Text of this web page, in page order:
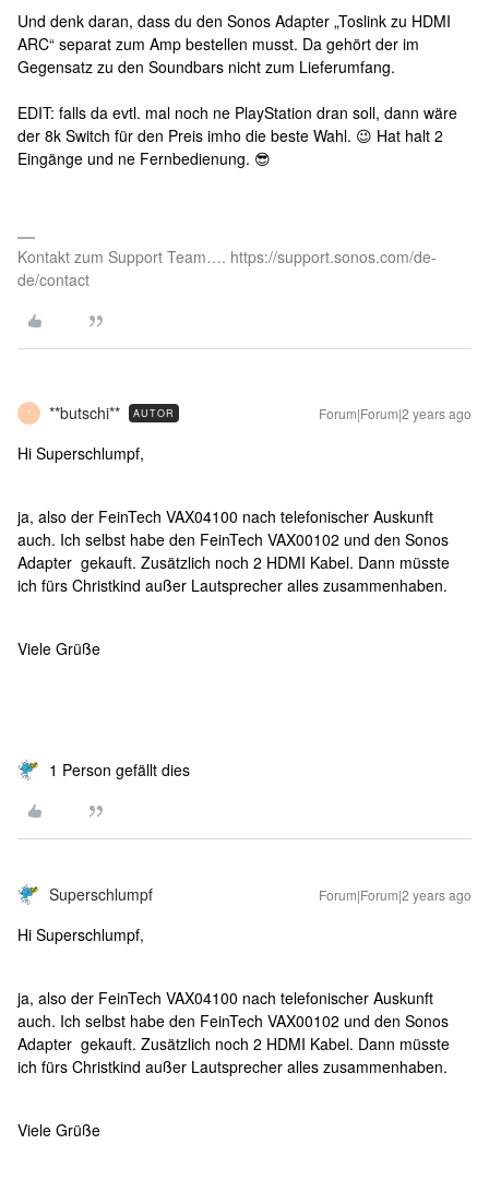
Und denk daran, dass du den Sonos Adapter „Toslink zu HDMI
ARC“ separat zum Amp bestellen musst. Da gehört der im
Gegensatz zu den Soundbars nicht zum Lieferumfang.
EDIT: falls da evtl. mal noch ne PlayStation dran soll, dann wäre
der 8k Switch für den Preis imho die beste Wahl. 😉 Hat halt 2
Eingänge und ne Fernbedienung. 😎
Kontakt zum Support Team…. https://support.sonos.com/de-
de/contact
* **butschi** AUTOR Forum|Forum|2 years ago
Hi Superschlumpf,
ja, also der FeinTech VAX04100 nach telefonischer Auskunft
auch. Ich selbst habe den FeinTech VAX00102 und den Sonos
Adapter gekauft. Zusätzlich noch 2 HDMI Kabel. Dann müsste
ich fürs Christkind außer Lautsprecher alles zusammenhaben.
Viele Grüße
1 Person gefällt dies
Superschlumpf Forum|Forum|2 years ago
Hi Superschlumpf,
ja, also der FeinTech VAX04100 nach telefonischer Auskunft
auch. Ich selbst habe den FeinTech VAX00102 und den Sonos
Adapter gekauft. Zusätzlich noch 2 HDMI Kabel. Dann müsste
ich fürs Christkind außer Lautsprecher alles zusammenhaben.
Viele Grüße